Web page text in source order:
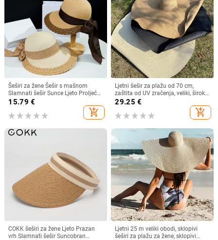
Šeširi za žene Šešir s mašnom
Slamnati šešir Sunce Ljeto Proljeće
Veliki obodi Plaža Na otvorenom
Ženski ljetni šešir Sombreros De
Mujer
15.79 €
add_shopping_cart
Ljetni šešir za plažu od 70 cm,
zaštita od UV zračenja, veliki, široki
obodi, 35 cm, sklopivi slamnati
šeširi, velike sklopive kape za
zaštitu od sunca
29.25 €
add_shopping_cart
COKK šeširi za žene Ljeto Prazan
vrh Slamnati šešir Suncobran
Ljetni 25 m veliki obodi, sklopivi
šeširi za plažu za žene, sklopivi